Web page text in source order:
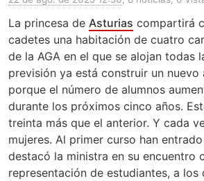
La princesa de Asturias compartirá
cadetes una habitación de cuatro
de la AGA en el que se alojan todas
previsión ya está construir un nuevo
porque el número de alumnos
durante los próximos cinco años.
treinta más que el anterior. Y cada
mujeres. Al primer curso han entrado
destacó la ministra en su encuentro
representación de estudiantes, a